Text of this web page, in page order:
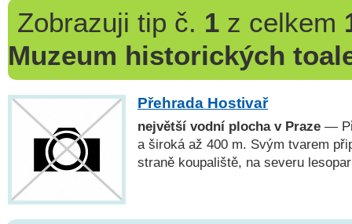
Zobrazuji tip č. 1z celkem
Muzeum historických
Přehrada Hostivař
největší vodní plocha v Praze —
a široká až 400 m. Svým tvarem
straně koupaliště, na severu